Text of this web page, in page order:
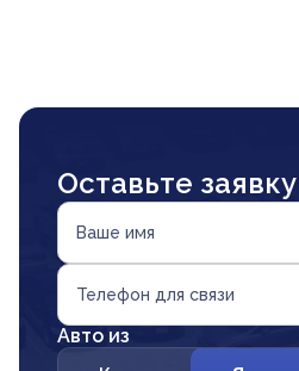
Оставьте заявку
Ваше имя
Телефон для связи
Авто из